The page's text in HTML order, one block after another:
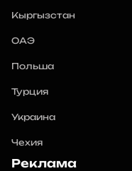
Кыргызстан
ОАЭ
Польша
Турция
Украина
Чехия
Реклама